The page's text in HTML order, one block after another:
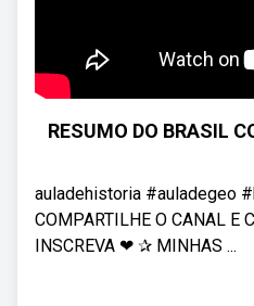
RESUMO DO BRASIL
auladehistoria #auladegeo
COMPARTILHE O CANAL E
INSCREVA ❤ ✰ MINHAS ...